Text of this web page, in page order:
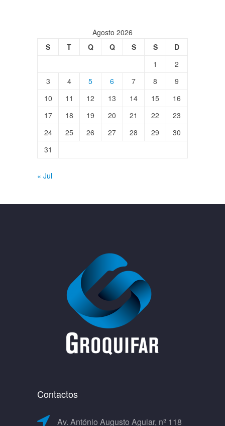
Agosto 2026
S
T Q Q S S
D
1
2
3
4 5 6 7 8
9
10
11 12 13 14 15
16
17
18 19 20 21 22
23
24
25 26 27 28 29
30
31
« Jul
Contactos
Av. António Augusto Aguiar, nº 118